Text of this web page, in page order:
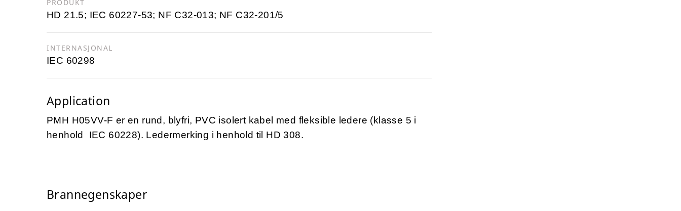
PRODUKT
HD 21.5; IEC 60227-53; NF C32-013; NF C32-201/5
INTERNASJONAL
IEC 60298
Application
PMH H05VV-F er en rund, blyfri, PVC isolert kabel med fleksible ledere (klasse 5 i
henhold IEC 60228). Ledermerking i henhold til HD 308.
Brannegenskaper